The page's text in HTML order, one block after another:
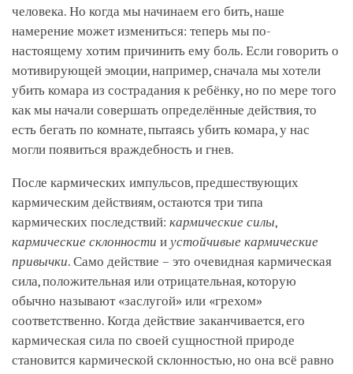
человека. Но когда мы начинаем его бить, наше
намерение может измениться: теперь мы по-
настоящему хотим причинить ему боль. Если говорить о
мотивирующей эмоции, например, сначала мы хотели
убить комара из сострадания к ребёнку, но по мере того
как мы начали совершать определённые действия, то
есть бегать по комнате, пытаясь убить комара, у нас
могли появиться враждебность и гнев.
После кармических импульсов, предшествующих
кармическим действиям, остаются три типа
кармических последствий: кармические силы,
кармические склонности и устойчивые кармические
привычки. Само действие – это очевидная кармическая
сила, положительная или отрицательная, которую
обычно называют «заслугой» или «грехом»
соответственно. Когда действие заканчивается, его
кармическая сила по своей сущностной природе
становится кармической склонностью, но она всё равно